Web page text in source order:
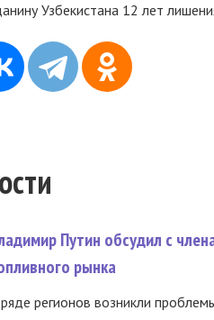
Узбекистана 12 лет
Путин обсудил с
рынка
регионов возникли